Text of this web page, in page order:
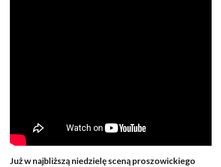
Już w najbliższą niedzielę sceną proszowickiego